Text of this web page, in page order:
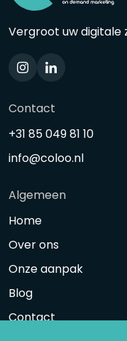
Vergroot uw
Contact
+31 85 049 81 10
info@coloo.nl
Algemeen
Home
Over ons
Onze aanpak
Blog
Contact